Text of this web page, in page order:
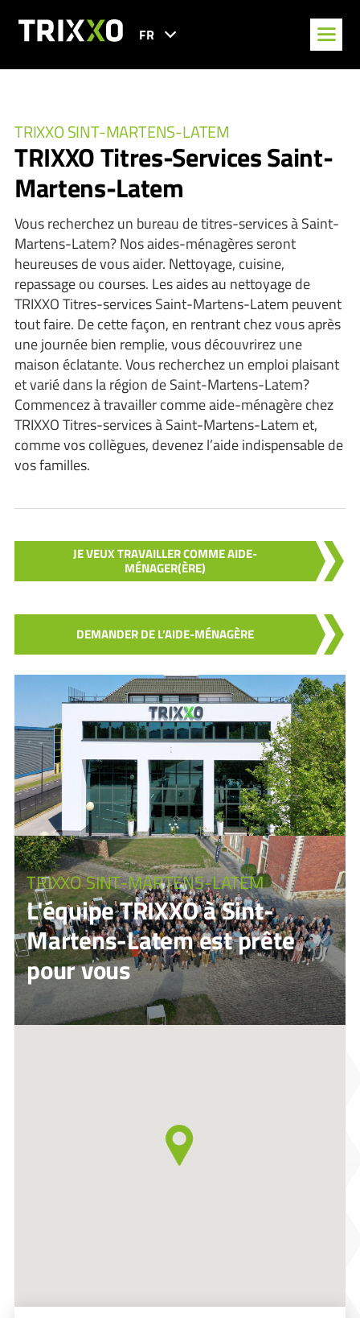
FR
TRIXXO SINT-MARTENS-LATEM
TRIXXO Titres-Services Saint-
Martens-Latem
Vous recherchez un bureau de titres-services à Saint-
Martens-Latem? Nos aides-ménagères seront
heureuses de vous aider. Nettoyage, cuisine,
repassage ou courses. Les aides au nettoyage de
TRIXXO Titres-services Saint-Martens-Latem peuvent
tout faire. De cette façon, en rentrant chez vous après
une journée bien remplie, vous découvrirez une
maison éclatante. Vous recherchez un emploi plaisant
et varié dans la région de Saint-Martens-Latem?
Commencez à travailler comme aide-ménagère chez
TRIXXO Titres-services à Saint-Martens-Latem et,
comme vos collègues, devenez l’aide indispensable de
vos familles.
JE VEUX TRAVAILLER COMME AIDE-
MÉNAGER(ÈRE)
DEMANDER DE L’AIDE-MÉNAGÈRE
TRIXXO SINT-MARTENS-LATEM
L'équipe TRIXXO à Sint-
Martens-Latem est prête
pour vous